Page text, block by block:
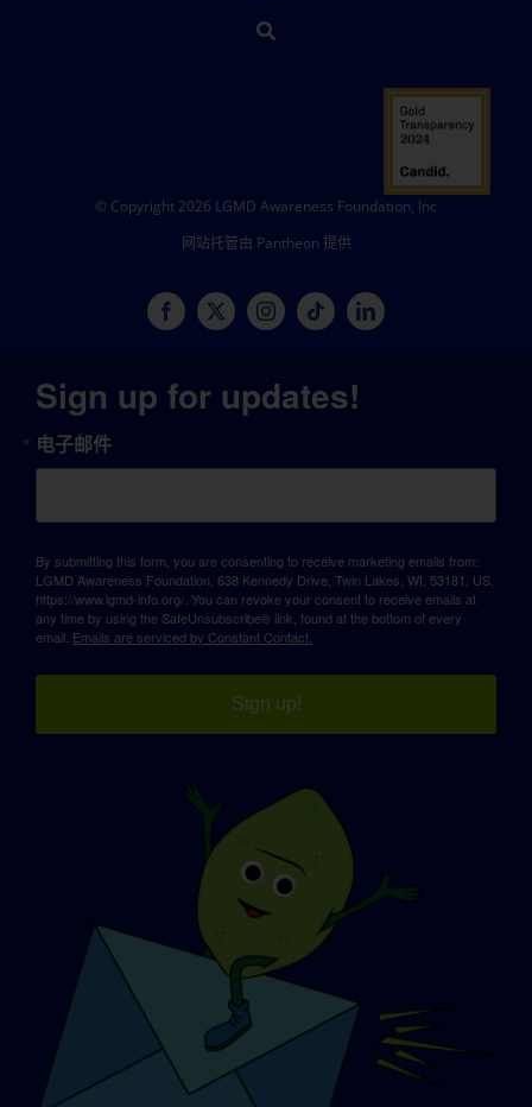
© Copyright 2026 LGMD Awareness Foundation, Inc
网站托管由 Pantheon 提供
Sign up for updates!
电子邮件
By submitting this form, you are consenting to receive marketing emails from:
LGMD Awareness Foundation, 638 Kennedy Drive, Twin Lakes, WI, 53181, US,
https://www.lgmd-info.org/. You can revoke your consent to receive emails at
any time by using the SafeUnsubscribe® link, found at the bottom of every
email. Emails are serviced by Constant Contact.
Sign up!